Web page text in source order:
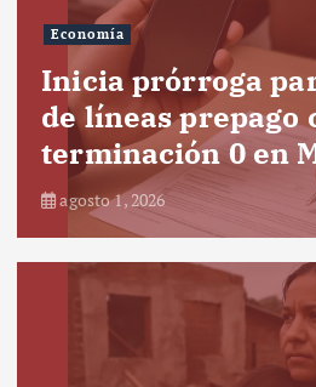
Economía
Inicia prórroga
de líneas prepago
terminación 0 en
agosto 1, 2026